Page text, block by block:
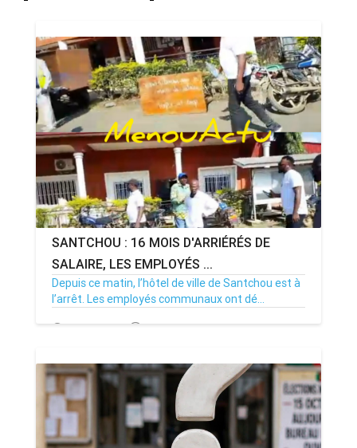
SANTCHOU : 16 MOIS D'ARRIÉRÉS DE
SALAIRE, LES EMPLOYÉS ...
Depuis ce matin, l’hôtel de ville de Santchou est à
l’arrêt. Les employés communaux ont dé...
20/07/26 Par MenouActu 0